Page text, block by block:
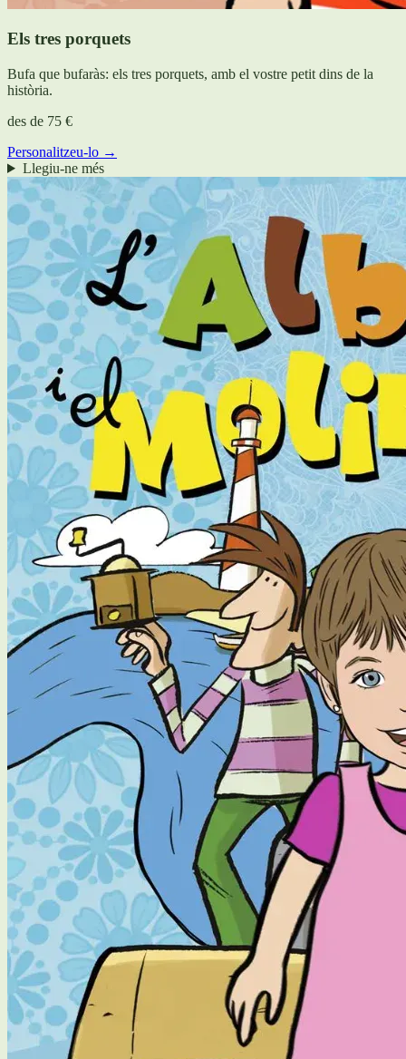
Els tres porquets
Bufa que bufaràs: els tres porquets, amb el vostre petit dins de la
història.
des de 75 €
Personalitzeu-lo →
Llegiu-ne més